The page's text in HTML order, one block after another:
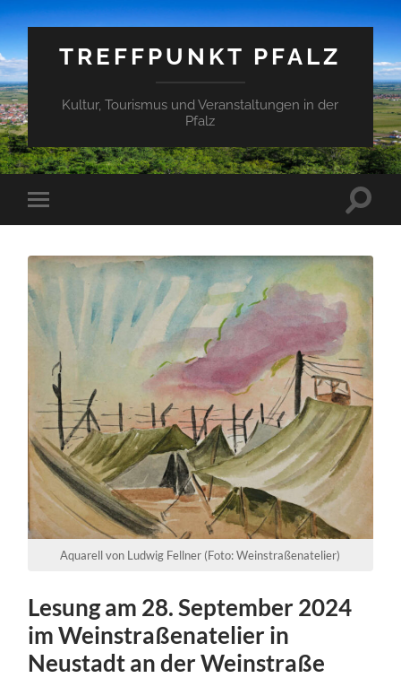
TREFFPUNKT PFALZ
Kultur, Tourismus und Veranstaltungen in der
Pfalz
Mobile-
Menü
Aquarell von Ludwig Fellner (Foto: Weinstraßenatelier)
Lesung am 28. September 2024
im Weinstraßenatelier in
Neustadt an der Weinstraße